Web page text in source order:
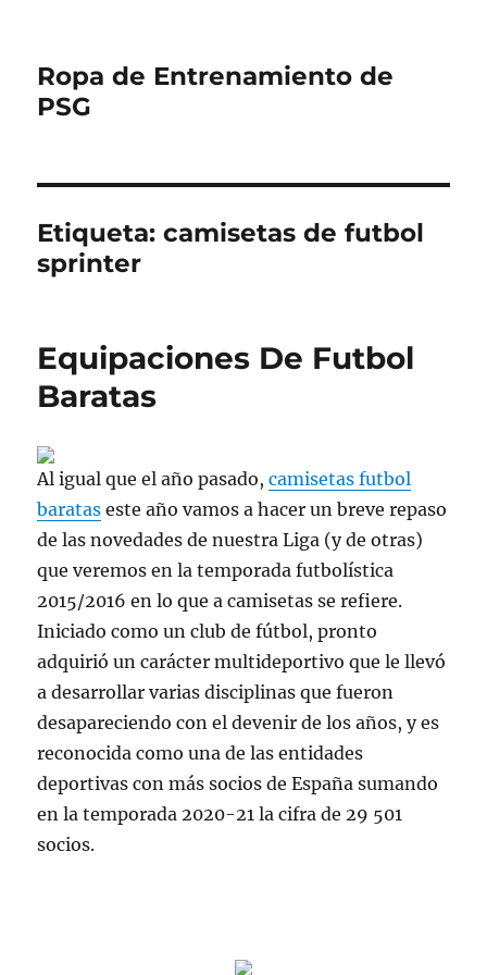
Ropa de Entrenamiento de
PSG
Etiqueta:camisetas de futbol
sprinter
Equipaciones De Futbol
Baratas
Al igual que el año pasado,camisetas futbol
baratas este año vamos a hacer un breve repaso
de las novedades de nuestra Liga (y de otras)
que veremos en la temporada futbolística
2015/2016 en lo que a camisetas se refiere.
Iniciado como un club de fútbol, pronto
adquirió un carácter multideportivo que le llevó
a desarrollar varias disciplinas que fueron
desapareciendo con el devenir de los años, y es
reconocida como una de las entidades
deportivas con más socios de España sumando
en la temporada 2020-21 la cifra de 29 501
socios.